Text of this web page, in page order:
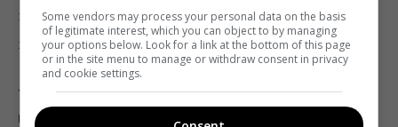
переможці в кожній номінації. Володарі перших
місць отримають реалізацію своєї ідеї.
«Іноді ідеї, які не стали переможцями,
постфактум набувають друге життя. Тож не
Some vendors may process your personal data on the basis
of legitimate interest, which you can object to by managing
your options below. Look for a link at the bottom of this page
or in the site menu to manage or withdraw consent in privacy
and cookie settings.